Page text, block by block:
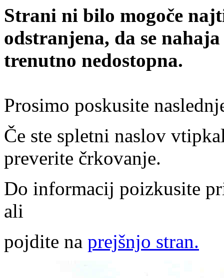
Strani ni bilo mogoče
odstranjena, da se
trenutno nedostopna.
Prosimo poskusite
Če ste spletni naslov
preverite črkovanje.
Do informacij poizkusite
ali
pojdite na prejšnjo stran.